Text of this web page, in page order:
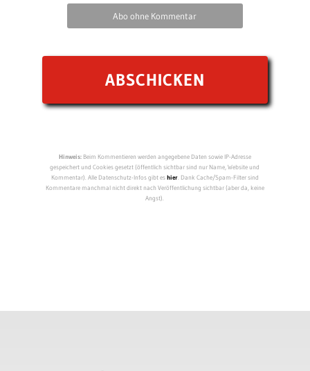
Abo ohne Kommentar
Hinweis:Beim Kommentieren werden angegebene Daten sowie IP-Adresse
gespeichert und Cookies gesetzt (öffentlich sichtbar sind nur Name, Website und
Kommentar). Alle Datenschutz-Infos gibt eshier. Dank Cache/Spam-Filter sind
Kommentare manchmal nicht direkt nach Veröffentlichung sichtbar (aber da, keine
Angst).